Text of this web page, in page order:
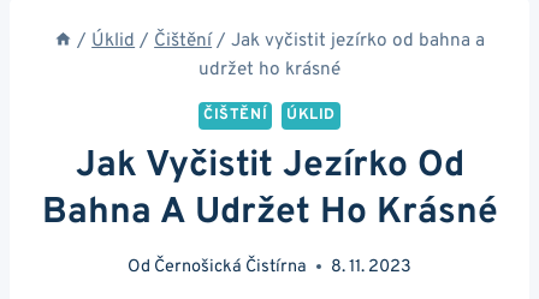
/ Úklid / Čištění / Jak vyčistit jezírko od bahna a
udržet ho krásné
ČIŠTĚNÍ ÚKLID
Jak Vyčistit Jezírko Od
Bahna A Udržet Ho Krásné
Od Černošická Čistírna 8. 11. 2023